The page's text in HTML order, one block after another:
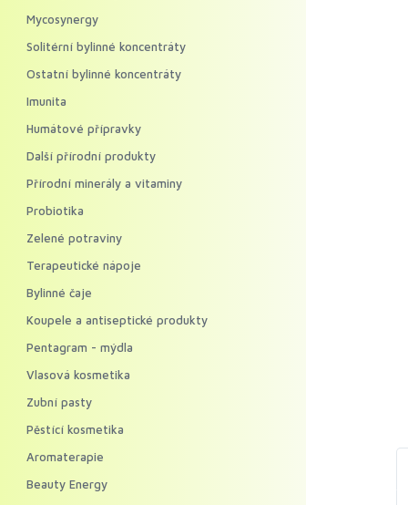
Mycosynergy
Solitérní bylinné koncentráty
Ostatní bylinné koncentráty
Imunita
Humátové přípravky
Další přírodní produkty
Přírodní minerály a vitaminy
Probiotika
Zelené potraviny
Terapeutické nápoje
Bylinné čaje
Koupele a antiseptické produkty
Pentagram - mýdla
Vlasová kosmetika
Zubní pasty
Pěstící kosmetika
Aromaterapie
Beauty Energy